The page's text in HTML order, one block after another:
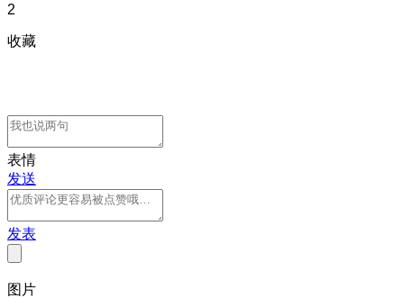
2
收藏
表情
发送
发表
图片